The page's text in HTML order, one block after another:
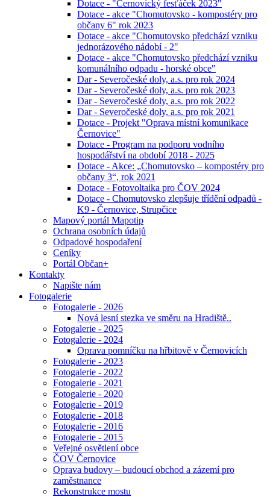
Dotace - "Černovický fesťáček 2023"
Dotace - akce "Chomutovsko - kompostéry pro
občany 6" rok 2023
Dotace - akce "Chomutovsko předchází vzniku
jednorázového nádobí - 2"
Dotace - akce "Chomutovsko předchází vzniku
komunálního odpadu - horské obce"
Dar - Severočeské doly, a.s. pro rok 2024
Dar - Severočeské doly, a.s. pro rok 2023
Dar - Severočeské doly, a.s. pro rok 2022
Dar - Severočeské doly, a.s. pro rok 2021
Dotace - Projekt "Oprava místní komunikace
Černovice"
Dotace - Program na podporu vodního
hospodářství na období 2018 - 2025
Dotace - Akce: „Chomutovsko – kompostéry pro
občany 3“, rok 2021
Dotace - Fotovoltaika pro ČOV 2024
Dotace - Chomutovsko zlepšuje třídění odpadů -
K9 - Černovice, Strupčice
Mapový portál Mapotip
Ochrana osobních údajů
Odpadové hospodaření
Ceníky
Portál Občan+
Kontakty
Napište nám
Fotogalerie
Fotogalerie - 2026
Nová lesní stezka ve směru na Hradiště..
Fotogalerie - 2025
Fotogalerie - 2024
Oprava pomníčku na hřbitově v Černovicích
Fotogalerie - 2023
Fotogalerie - 2022
Fotogalerie - 2021
Fotogalerie - 2020
Fotogalerie - 2019
Fotogalerie - 2018
Fotogalerie - 2016
Fotogalerie - 2015
Veřejné osvětlení obce
ČOV Černovice
Oprava budovy – budoucí obchod a zázemí pro
zaměstnance
Rekonstrukce mostu